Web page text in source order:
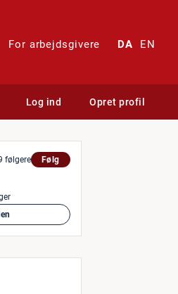
For arbejdsgivere DA EN
Log ind Opret profil
følgere Følg